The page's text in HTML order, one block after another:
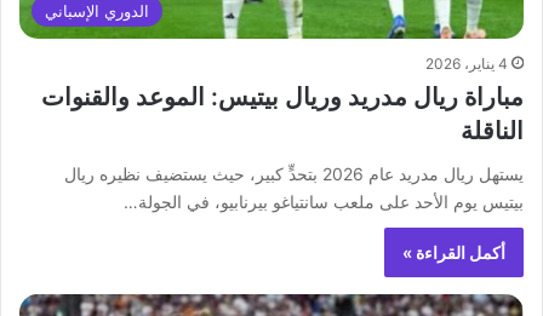
الدوري الإسباني
4 يناير، 2026
مباراة ريال مدريد وريال بيتيس: الموعد والقنوات
الناقلة
يستهل ريال مدريد عام 2026 بتحدٍّ كبير، حيث يستضيف نظيره ريال
بيتيس يوم الأحد على ملعب سانتياغو بيرنابيو، في الجولة…
أكمل القراءة »